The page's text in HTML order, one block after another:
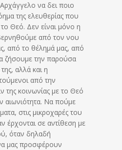
να δει ποιο
της ελευθερίας που
Θεό. Δεν είναι μόνο η
από τον νου
από το θέλημά μας, από
ζήσουμε την παρούσα
αλλά και η
από την
της κοινωνίας με το Θεό
αιωνιότητα. Να πούμε
στις μικροχαρές του
έρχονται σε αντίθεση με
όταν δηλαδή
μας προσφέρουν